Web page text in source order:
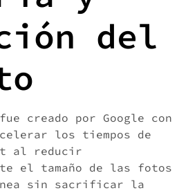
del
fue creado por Google con
los tiempos de
al reducir
el tamaño de las fotos
sin sacrificar la